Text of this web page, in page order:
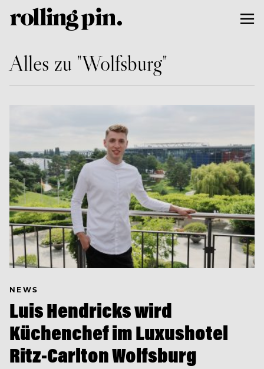
Alles zu "Wolfsburg"
NEWS
Luis Hendricks wird
Küchenchef im Luxushotel
Ritz-Carlton Wolfsburg